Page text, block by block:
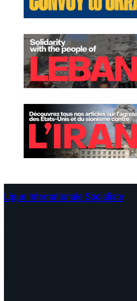
Ligue Internationale Socialiste